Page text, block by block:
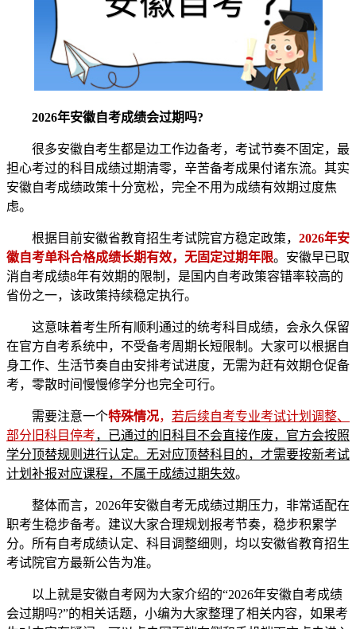
2026年安徽自考成绩会过期吗?
很多安徽自考生都是边工作边备考，考试节奏不固定，最
担心考过的科目成绩过期清零，辛苦备考成果付诸东流。其实
安徽自考成绩政策十分宽松，完全不用为成绩有效期过度焦
虑。
根据目前安徽省教育招生考试院官方稳定政策， 2026年安
徽自考单科合格成绩长期有效，无固定过期年限。安徽早已取
消自考成绩8年有效期的限制，是国内自考政策容错率较高的
省份之一，该政策持续稳定执行。
这意味着考生所有顺利通过的统考科目成绩，会永久保留
在官方自考系统中，不受备考周期长短限制。大家可以根据自
身工作、生活节奏自由安排考试进度，无需为赶有效期仓促备
考，零散时间慢慢修学分也完全可行。
需要注意一个特殊情况， 若后续自考专业考试计划调整、
部分旧科目停考， 已通过的旧科目不会直接作废，官方会按照
学分顶替规则进行认定。无对应顶替科目的，才需要按新考试
计划补报对应课程，不属于成绩过期失效。
整体而言，2026年安徽自考无成绩过期压力，非常适配在
职考生稳步备考。建议大家合理规划报考节奏，稳步积累学
分。所有自考成绩认定、科目调整细则，均以安徽省教育招生
考试院官方最新公告为准。
以上就是安徽自考网为大家介绍的“2026年安徽自考成绩
会过期吗?”的相关话题，小编为大家整理了相关内容，如果考